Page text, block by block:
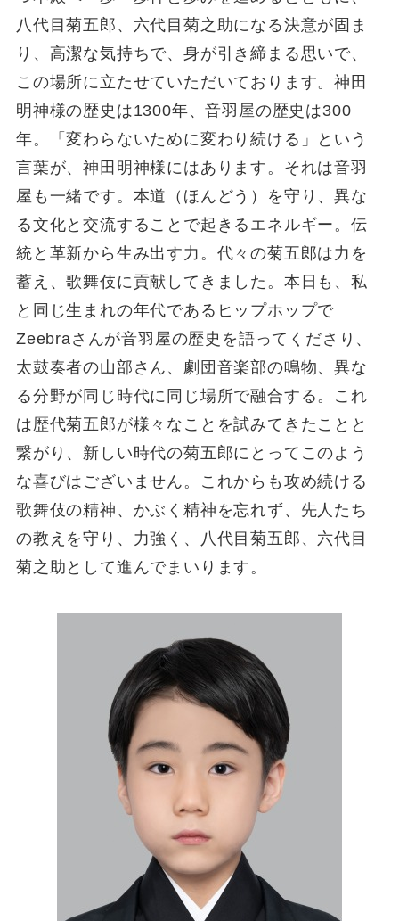
八代目菊五郎、六代目菊之助になる決意が固ま
り、高潔な気持ちで、身が引き締まる思いで、
この場所に立たせていただいております。神田
明神様の歴史は1300年、音羽屋の歴史は300
年。「変わらないために変わり続ける」という
言葉が、神田明神様にはあります。それは音羽
屋も一緒です。本道（ほんどう）を守り、異な
る文化と交流することで起きるエネルギー。伝
統と革新から生み出す力。代々の菊五郎は力を
蓄え、歌舞伎に貢献してきました。本日も、私
と同じ生まれの年代であるヒップホップで
Zeebraさんが音羽屋の歴史を語ってくださり、
太鼓奏者の山部さん、劇団音楽部の鳴物、異な
る分野が同じ時代に同じ場所で融合する。これ
は歴代菊五郎が様々なことを試みてきたことと
繋がり、新しい時代の菊五郎にとってこのよう
な喜びはございません。これからも攻め続ける
歌舞伎の精神、かぶく精神を忘れず、先人たち
の教えを守り、力強く、八代目菊五郎、六代目
菊之助として進んでまいります。